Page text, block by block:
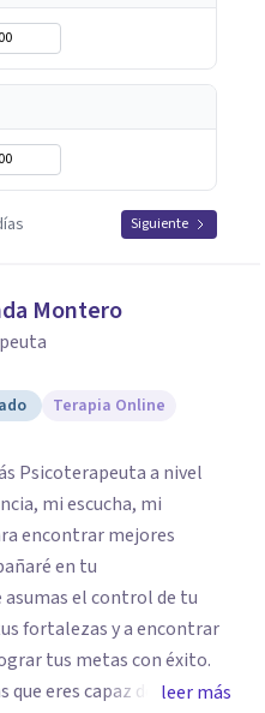
Siguiente
Montero
Terapia Online
Psicoterapeuta a nivel
mi escucha, mi
encontrar mejores
el control de tu
tus metas con éxito.
leer más